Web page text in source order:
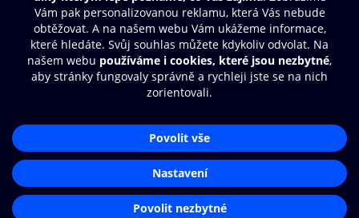
Další zábava
© O2 Czech Republic a.s.
Přístupnost
Zásady zpracování osobních údajů
Nastavení cookies
Aplikace O2 Knihovna
Čti a poslouchej své e-knihy a
audioknihy rychleji a pohodlněji.